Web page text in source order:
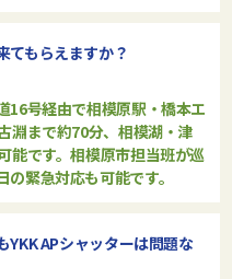
てもらえますか？
16号経由で相模原駅・橋本エ
淵まで約70分、相模湖・津
能です。相模原市担当班が巡
緊急対応も可能です。
APシャッターは問題な